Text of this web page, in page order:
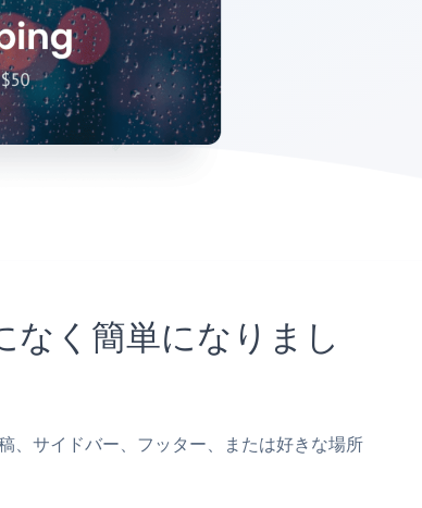
く簡単になりまし
、サイドバー、フッター、または好きな場所